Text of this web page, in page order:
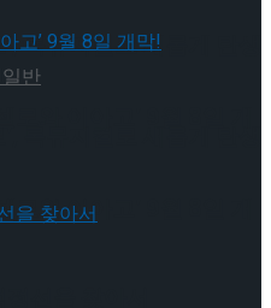
록뮤지컬로 새롭게 탄생
와 이아고’ 9월 8일 개
반